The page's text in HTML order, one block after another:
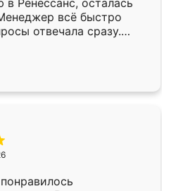
в Ренессанс, осталась
всё быстро
отвечала сразу.
в субботу, подошёл к
Собрали
аккуратно, даже